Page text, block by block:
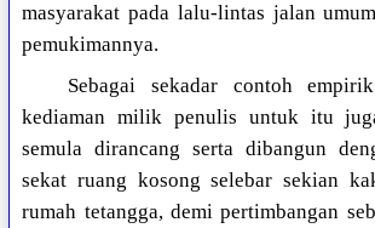
masyarakat pada lalu-lintas jalan
pemukimannya.
Sebagai sekadar contoh
kediaman milik penulis untuk itu
semula dirancang serta dibangun
sekat ruang kosong selebar sekian
rumah tetangga, demi pertimbangan